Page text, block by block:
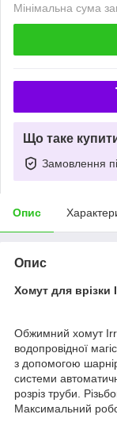
Мінімальна сума
Що таке
Замовлення
Опис
Опис
Хомут для врізки
Обжимний хомут
водопровідної
з допомогою
системи
розріз труби.
Максимальний